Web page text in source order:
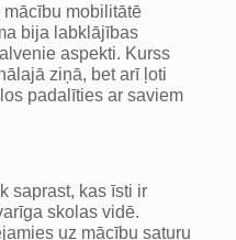
mobilitātē
bija labklājības
aspekti. Kurss
ziņā, bet arī ļoti
padalīties ar saviem
saprast, kas īsti ir
skolas vidē.
uz mācību saturu